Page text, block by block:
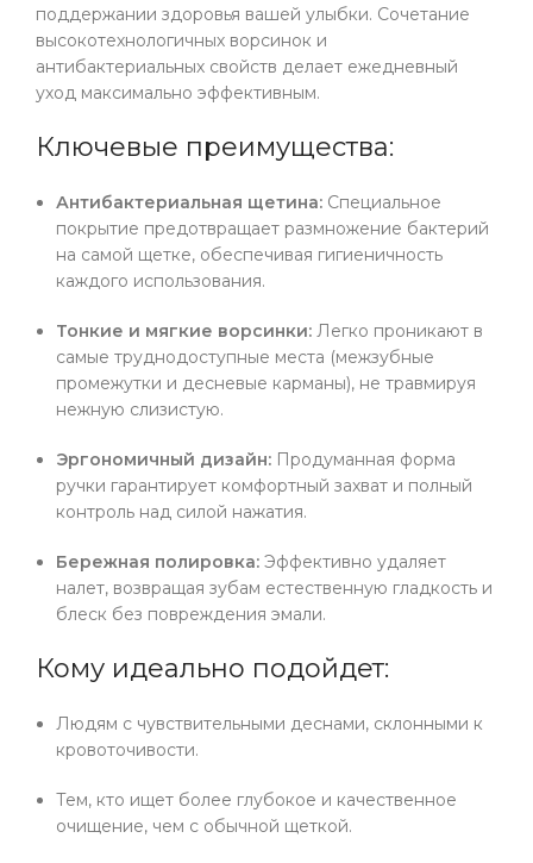
поддержании здоровья вашей улыбки. Сочетание
высокотехнологичных ворсинок и
антибактериальных свойств делает ежедневный
уход максимально эффективным.
Ключевые преимущества:
Антибактериальная щетина: Специальное
покрытие предотвращает размножение бактерий
на самой щетке, обеспечивая гигиеничность
каждого использования.
Тонкие и мягкие ворсинки: Легко проникают в
самые труднодоступные места (межзубные
промежутки и десневые карманы), не травмируя
нежную слизистую.
Эргономичный дизайн: Продуманная форма
ручки гарантирует комфортный захват и полный
контроль над силой нажатия.
Бережная полировка: Эффективно удаляет
налет, возвращая зубам естественную гладкость и
блеск без повреждения эмали.
Кому идеально подойдет:
Людям с чувствительными деснами, склонными к
кровоточивости.
Тем, кто ищет более глубокое и качественное
очищение, чем с обычной щеткой.